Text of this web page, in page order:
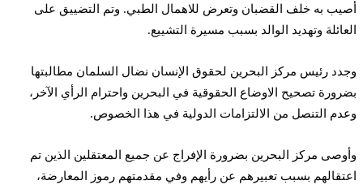
أصيب به خلف القضبان وتعرض للاهمال الطبي. وتم التضييق على
العائلة وتهديد الوالد بسبب مسيرة التشييع.
وجدد رئيس مركز البحرين لحقوق الإنسان نضال السلمان مطالبتها
بضرورة تصحيح الاوضاع الحقوقية في البحرين واحترام الرأي الآخر،
وعدم التنصل من الالتزامات الدولية في هذا الخصوص.
وأوصى مركز البحرين بضرورة الإفراج عن جميع المعتقلين الذين تم
اعتقالهم بسبب تعبيرهم عن رأيهم وفي مقدمتهم رموز المعارضة،